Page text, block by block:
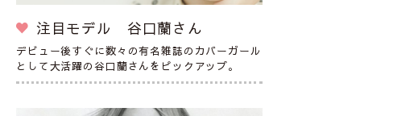
注目モデル 谷口蘭さん
デビュー後すぐに数々の有名雑誌のカバーガール
として大活躍の谷口蘭さんをピックアップ。